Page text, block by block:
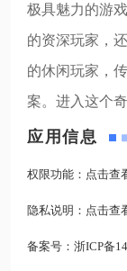
极具魅力的游
的资深玩家，
的休闲玩家，
案。进入这个
应用信息
权限功能： 点击查
隐私说明： 点击查
备案号： 浙ICP备